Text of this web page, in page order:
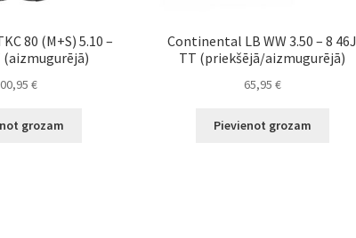
80 (M+S) 5.10 –
(aizmugurējā)
€
grozam
Continental LB WW 3.50 – 8 46J
TT (priekšējā/aizmugurējā)
65,95 €
Pievienot grozam